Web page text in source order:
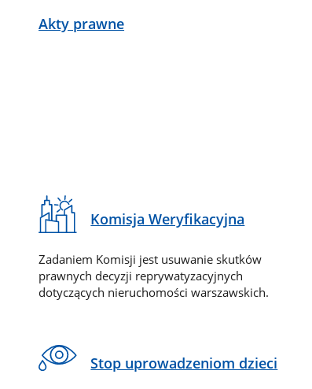
Akty prawne
Komisja Weryfikacyjna
Zadaniem Komisji jest usuwanie skutków
prawnych decyzji reprywatyzacyjnych
dotyczących nieruchomości warszawskich.
Stop uprowadzeniom dzieci